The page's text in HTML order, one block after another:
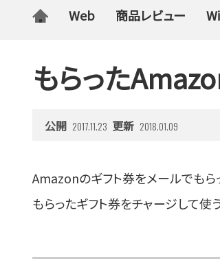
Web 商品レビュー
もらった
公開 2017.11.23 更新 2018.01.09
Amazonのギフト券をメールでもら
もらったギフト券をチャージして使